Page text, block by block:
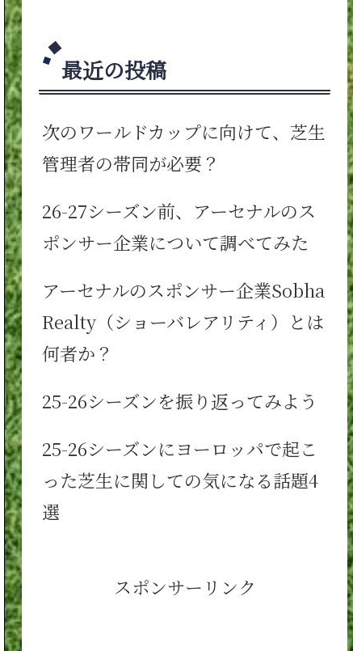
最近の投稿
次のワールドカップに向けて、芝生
管理者の帯同が必要？
26-27シーズン前、アーセナルのス
ポンサー企業について調べてみた
アーセナルのスポンサー企業Sobha
Realty（ショーバレアリティ）とは
何者か？
25-26シーズンを振り返ってみよう
25-26シーズンにヨーロッパで起こ
った芝生に関しての気になる話題4
選
スポンサーリンク